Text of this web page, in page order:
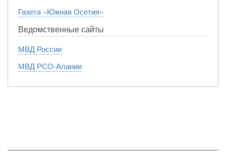
Газета «Южная Осетия»
Ведомственные сайты
МВД России
МВД РСО-Алании